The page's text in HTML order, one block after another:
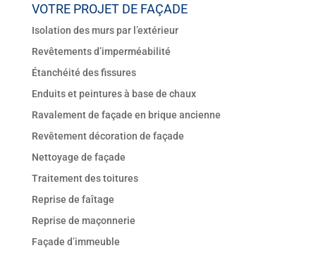
VOTRE PROJET DE FAÇADE
Isolation des murs par l’extérieur
Revêtements d’imperméabilité
Étanchéité des fissures
Enduits et peintures à base de chaux
Ravalement de façade en brique ancienne
Revêtement décoration de façade
Nettoyage de façade
Traitement des toitures
Reprise de faîtage
Reprise de maçonnerie
Façade d’immeuble